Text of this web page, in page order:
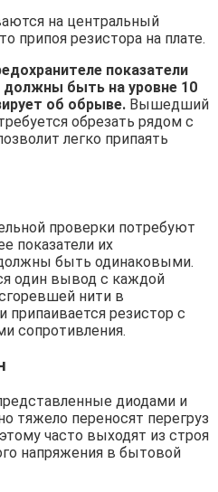
на центральный
припоя резистора на плате.
показатели
должны быть на уровне 10
об обрыве. Вышедший
обрезать рядом с
легко припаять
проверки потребуют
показатели их
быть одинаковыми.
один вывод с каждой
нити в
припаивается резистор с
сопротивления.
диодами и
тяжело переносят перегруз
часто выходят из строя
напряжения в бытовой